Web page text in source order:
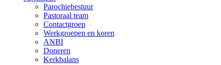
Parochiebestuur
Pastoraal team
Contactgroep
Werkgroepen en koren
ANBI
Doneren
Kerkbalans